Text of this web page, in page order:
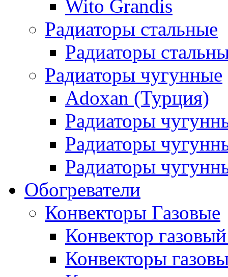
Wito Grandis
Радиаторы стальные
Радиаторы
Радиаторы чугунные
Adoxan (Турция)
Радиаторы
Радиаторы
Радиаторы
Обогреватели
Конвекторы Газовые
Конвектор
Конвекторы